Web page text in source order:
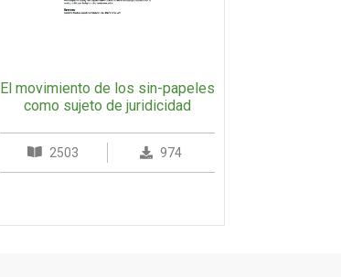
El movimiento de los sin-papeles
como sujeto de juridicidad
2503 974